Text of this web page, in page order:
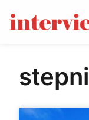
stepni